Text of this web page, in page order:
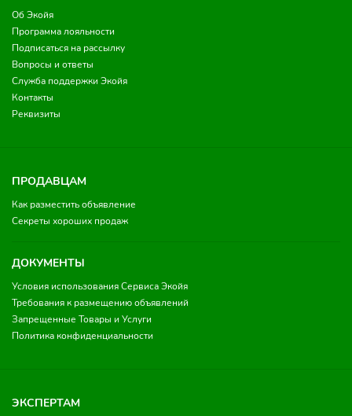
Об Экойя
Программа лояльности
Подписаться на рассылку
Вопросы и ответы
Служба поддержки Экойя
Контакты
Реквизиты
ПРОДАВЦАМ
Как разместить объявление
Секреты хороших продаж
ДОКУМЕНТЫ
Условия использования Сервиса Экойя
Требования к размещению объявлений
Запрещенные Товары и Услуги
Политика конфиденциальности
ЭКСПЕРТАМ